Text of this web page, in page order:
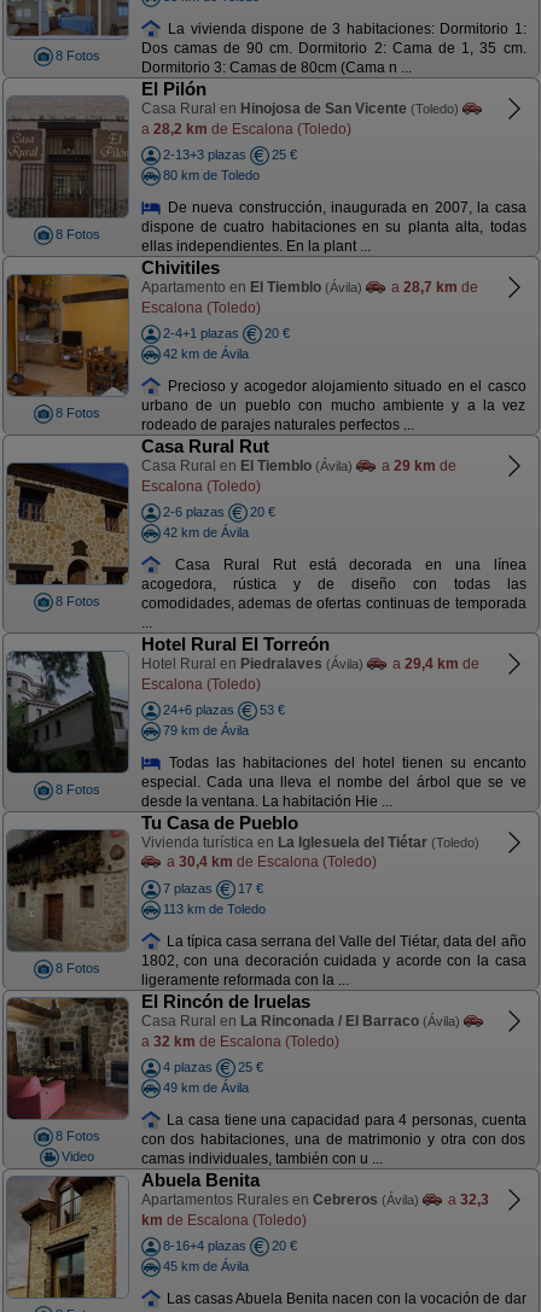
8 Fotos
La vivienda dispone de 3 habitaciones: Dormitorio 1:
Dos camas de 90 cm. Dormitorio 2: Cama de 1, 35 cm.
Dormitorio 3: Camas de 80cm (Cama n ...
8 Fotos
El Pilón
Casa Rural en Hinojosa de San Vicente (Toledo)
a 28,2 km de Escalona (Toledo)
2-13+3 plazas
25 €
80 km de Toledo
De nueva construcción, inaugurada en 2007, la casa
dispone de cuatro habitaciones en su planta alta, todas
ellas independientes. En la plant ...
8 Fotos
Chivitiles
Apartamento en El Tiemblo (Ávila) a 28,7 km de
Escalona (Toledo)
2-4+1 plazas
20 €
42 km de Ávila
Precioso y acogedor alojamiento situado en el casco
urbano de un pueblo con mucho ambiente y a la vez
rodeado de parajes naturales perfectos ...
8 Fotos
Casa Rural Rut
Casa Rural en El Tiemblo (Ávila) a 29 km de
Escalona (Toledo)
2-6 plazas
20 €
42 km de Ávila
Casa Rural Rut está decorada en una línea
acogedora, rústica y de diseño con todas las
comodidades, ademas de ofertas continuas de temporada
...
8 Fotos
Hotel Rural El Torreón
Hotel Rural en Piedralaves (Ávila) a 29,4 km de
Escalona (Toledo)
24+6 plazas
53 €
79 km de Ávila
Todas las habitaciones del hotel tienen su encanto
especial. Cada una lleva el nombe del árbol que se ve
desde la ventana. La habitación Hie ...
8 Fotos
Tu Casa de Pueblo
Vivienda turística en La Iglesuela del Tiétar (Toledo)
a 30,4 km de Escalona (Toledo)
7 plazas
17 €
113 km de Toledo
La típica casa serrana del Valle del Tiétar, data del año
1802, con una decoración cuidada y acorde con la casa
ligeramente reformada con la ...
8 Fotos
Video
El Rincón de Iruelas
Casa Rural en La Rinconada / El Barraco (Ávila)
a 32 km de Escalona (Toledo)
4 plazas
25 €
49 km de Ávila
La casa tiene una capacidad para 4 personas, cuenta
con dos habitaciones, una de matrimonio y otra con dos
camas individuales, también con u ...
Abuela Benita
Apartamentos Rurales en Cebreros (Ávila) a 32,3
km de Escalona (Toledo)
8-16+4 plazas
20 €
45 km de Ávila
Las casas Abuela Benita nacen con la vocación de dar